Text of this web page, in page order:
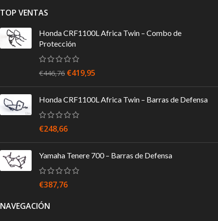
TOP VENTAS
Honda CRF1100L Africa Twin – Combo de
Protección
€446,76 €419,95
Honda CRF1100L Africa Twin – Barras de Defensa
€248,66
Yamaha Tenere 700 – Barras de Defensa
€387,76
NAVEGACIÓN